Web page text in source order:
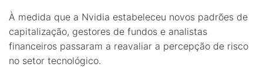
À medida que a Nvidia estabeleceu novos padrões de
capitalização, gestores de fundos e analistas
financeiros passaram a reavaliar a percepção de risco
no setor tecnológico.